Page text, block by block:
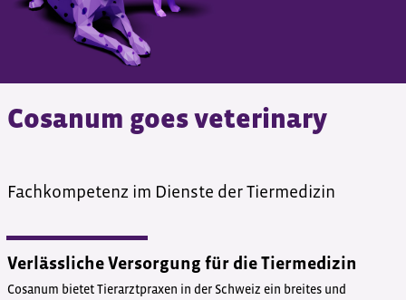
Cosanum goes veterinary
Fachkompetenz im Dienste der Tiermedizin
Verlässliche Versorgung für die Tiermedizin
Cosanum bietet Tierarztpraxen in der Schweiz ein breites und